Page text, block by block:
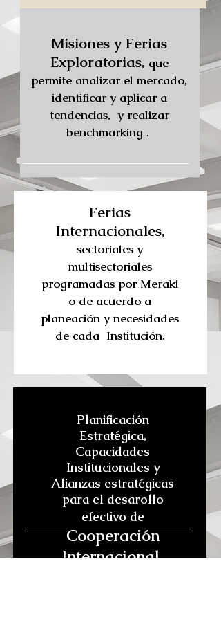
Misiones y Ferias
Exploratorias, que
permite analizar el mercado,
identificar y aplicar a
tendencias, y realizar
benchmarking .
Ferias
Internacionales,
sectoriales y
multisectoriales
programadas por Meraki
o de acuerdo a
planeación y necesidades
de cada Institución.
Planificación
Estratégica,
Capacidades
Institucionales y
Alianzas estratégicas
para el desarollo
efectivo de
Cooperación
Internacional.